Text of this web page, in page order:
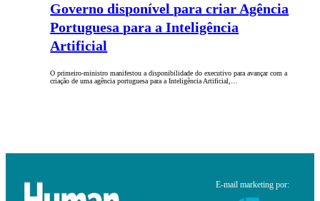
Governo disponível para criar Agência
Portuguesa para a Inteligência
Artificial
O primeiro-ministro manifestou a disponibilidade do executivo para avançar com a
criação de uma agência portuguesa para a Inteligência Artificial,…
E-mail marketing por: